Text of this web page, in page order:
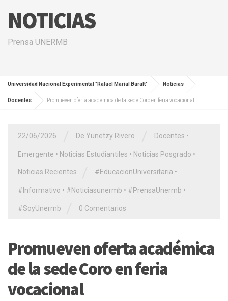
NOTICIAS
Prensa UNERMB
Universidad Nacional Experimental "Rafael Marial Baralt" Noticias
Docentes Promueven oferta académica de la sede Coro en feria vocacional
22/06/2026 De Yunetzy Rivero Docentes •
Emergente • Noticias Estudiantiles • Noticias Posgrado •
Noticias Recientes #EducacionUniversitaria •
#Informativo • #Noticiasunermb • #PrensaUnermb •
#SoyUnermb 0 Comentarios
Promueven oferta académica
de la sede Coro en feria
vocacional